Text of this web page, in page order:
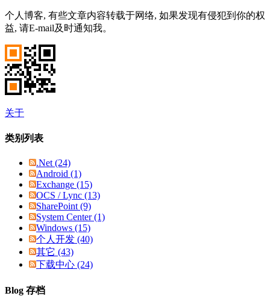
个人博客, 有些文章内容转载于网络, 如果发现有侵犯到你的权
益, 请E-mail及时通知我。
关于
类别列表
.Net (24)
Android (1)
Exchange (15)
OCS / Lync (13)
SharePoint (9)
System Center (1)
Windows (15)
个人开发 (40)
其它 (43)
下载中心 (24)
Blog 存档